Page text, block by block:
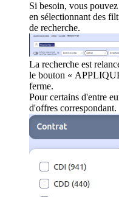
Si besoin, vous
en sélectionnant des
de recherche.
La recherche est
le bouton «
ferme.
Pour certains d'entre
d'offres correspondant.